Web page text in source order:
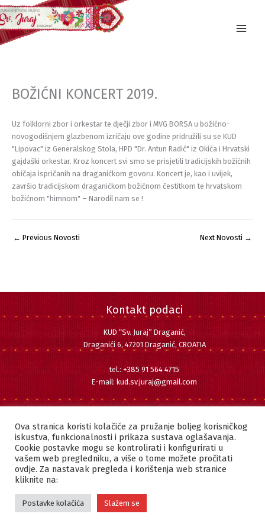
Skip
to
content
BOŽIĆNI KONCERT 2019.
Uz folklorni zbor i orkestar te dječji zbor i MVG BORSA u božićno-
novogodišnjem glazbenom izričaju ove godine pridružili su se KUD
"Lipovac" iz Generalskog Stola, HPD "Dr. Antun Radić" iz Okića i Hrvatski
gajdaški orkestar. Kroz koncert svi smo se prisjetili tradicijskih božićnih
običaja ispričanih na draganićkom govoru. Koncert je, kao i uvijek,
završio tradicijskom draganićkom božićnom čestitkom te hrvatskom
božićnom "himnom" – Narodil nam se !
← Previous Novosti Next Novosti →
Kontakt podaci
KUD “Sv. Juraj” Draganić,
Draganići 6, 47201 Draganić, CROATIA
tel.: +385 91 564 4715
E-mail: kud.sv.juraj@gmail.com
Facebook
Instagram
YouTube
Copyright © 2022 KUD "SVETI JURAJ" DRAGANIĆ | Sva prava pridržana.
Ova stranica koristi kolačiće za pružanje boljeg korisničkog
iskustva, funkcionalnosti i prikaza sustava oglašavanja.
Cookie postavke mogu se kontrolirati i konfigurirati u
vašem web pregledniku, a više o tome možete pročitati
ovdje. Za nastavak pregleda i korištenja web stranice
kliknite na:
Postavke kolačića Slažem se